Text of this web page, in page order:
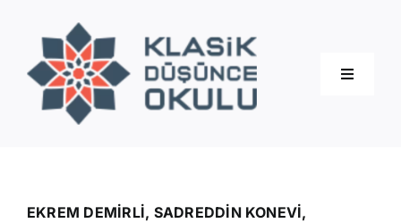
content
Toggle
Eğitimler
EKREM DEMİRLİ, SADREDDİN KONEVİ,